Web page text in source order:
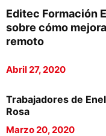
Editec Formación
sobre cómo
remoto
Abril 27, 2020
Trabajadores de
Rosa
Marzo 20, 2020